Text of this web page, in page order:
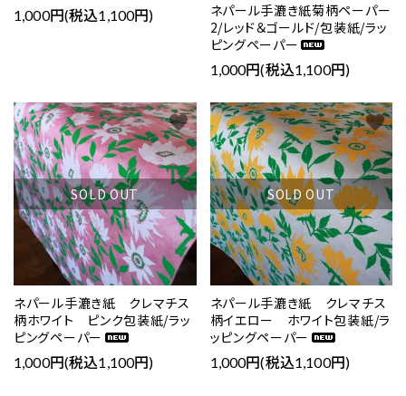
1,000円(税込1,100円)
ネパール手漉き紙菊柄ペーパー
2/レッド＆ゴールド/包装紙/ラッ
ピングペーパー
1,000円(税込1,100円)
SOLD OUT
ネパール手漉き紙 クレマチス
柄ホワイト ピンク包装紙/ラッ
ピングペーパー
1,000円(税込1,100円)
favorite
SOLD OUT
ネパール手漉き紙 クレマチス
柄イエロー ホワイト包装紙/ラ
ッピングペーパー
1,000円(税込1,100円)
favorite